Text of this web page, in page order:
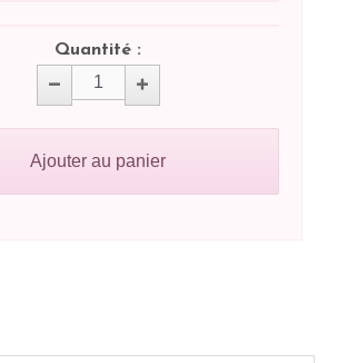
Quantité :
Ajouter au panier